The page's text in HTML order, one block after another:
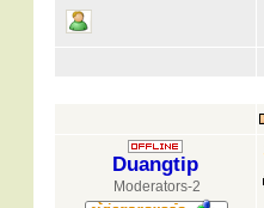
Duangtip
Moderators-2